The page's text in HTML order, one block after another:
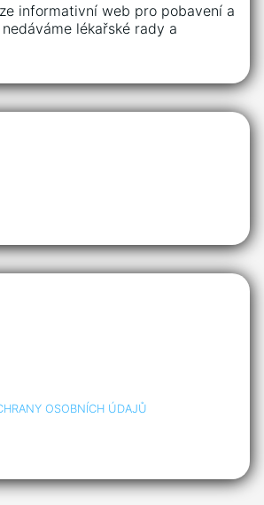
informativní web pro pobavení a
lékařské rady a
OSOBNÍCH ÚDAJŮ